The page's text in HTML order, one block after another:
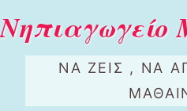
Νηπιαγωγείο
ΝΑ ΖΕΊΣ , ΝΑ